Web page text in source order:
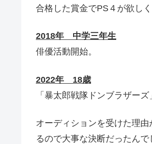
合格した賞金でPS４が欲し
2018年 中学三年生
俳優活動開始。
2022年 18歳
「暴太郎戦隊ドンブラザーズ
オーディションを受けた理
るので大事な決断だったんで